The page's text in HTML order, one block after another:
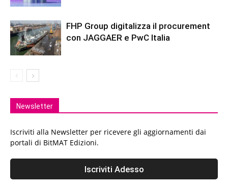
FHP Group digitalizza il procurement
con JAGGAER e PwC Italia
Newsletter
Iscriviti alla Newsletter per ricevere gli aggiornamenti dai
portali di BitMAT Edizioni.